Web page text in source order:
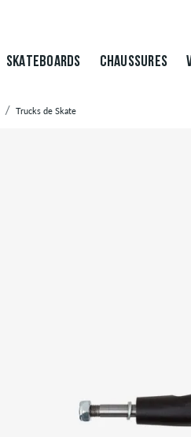
SKATEBOARDS CHAUSSURES
Trucks de Skate